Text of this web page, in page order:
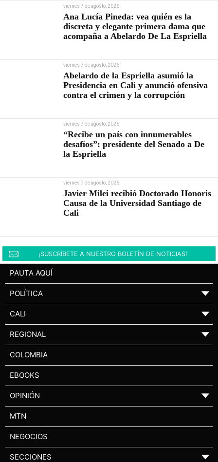
viernes 7 de agosto, 2026
Ana Lucía Pineda: vea quién es la
discreta y elegante primera dama que
acompaña a Abelardo De La Espriella
viernes 7 de agosto, 2026
Abelardo de la Espriella asumió la
Presidencia en Cali y anunció ofensiva
contra el crimen y la corrupción
viernes 7 de agosto, 2026
“Recibe un país con innumerables
desafíos”: presidente del Senado a De
la Espriella
viernes 7 de agosto, 2026
Javier Milei recibió Doctorado Honoris
Causa de la Universidad Santiago de
Cali
¡SUSCRÍBETE A NUESTRO BOLETÍN DE NOTICIAS!
PAUTA AQUÍ
POLÍTICA ▼
CALI ▼
REGIONAL ▼
COLOMBIA
EBOOKS
OPINIÓN ▼
MTN
NEGOCIOS
SECCIONES ▼